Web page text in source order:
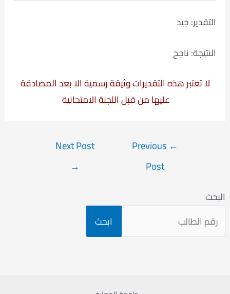
البحث
ابحث
التقدير: جيد
النتيجة: ناجح
لا تعتبر هذه التقديرات وثيقة رسمية الا بعد المصادقة
عليها من قبل اللجنة الامتحانية
←
Previous
Post
Next Post
→